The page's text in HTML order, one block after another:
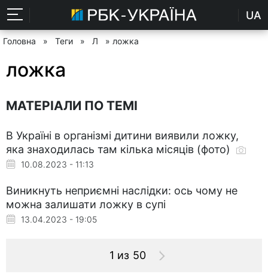
UA
Головна » Теги » Л » ложка
ложка
МАТЕРІАЛИ ПО ТЕМІ
В Україні в організмі дитини виявили ложку,
яка знаходилась там кілька місяців (фото)
10.08.2023 - 11:13
Виникнуть неприємні наслідки: ось чому не
можна залишати ложку в супі
13.04.2023 - 19:05
1 из 50